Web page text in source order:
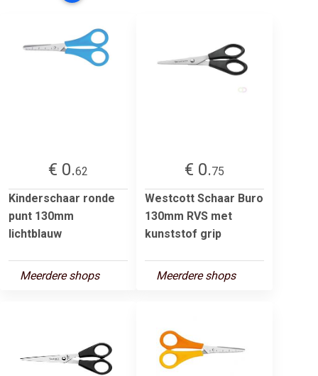
€ 0.62
Kinderschaar ronde
punt 130mm
lichtblauw
Meerdere shops
€ 0.75
Westcott Schaar Buro
130mm RVS met
kunststof grip
Meerdere shops